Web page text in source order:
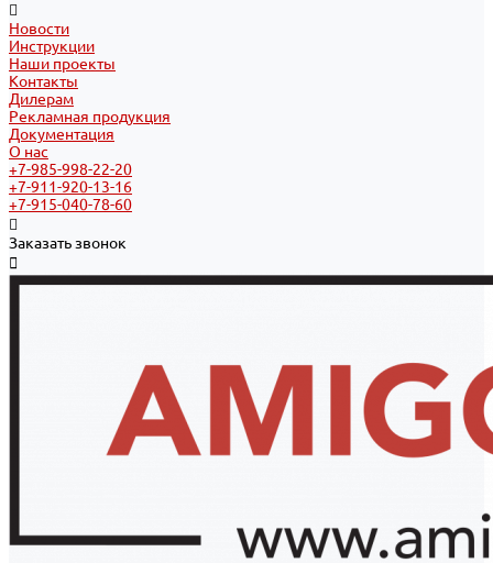
Новости
Инструкции
Наши проекты
Контакты
Дилерам
Рекламная продукция
Документация
О нас
+7-985-998-22-20
+7-911-920-13-16
+7-915-040-78-60
Заказать звонок